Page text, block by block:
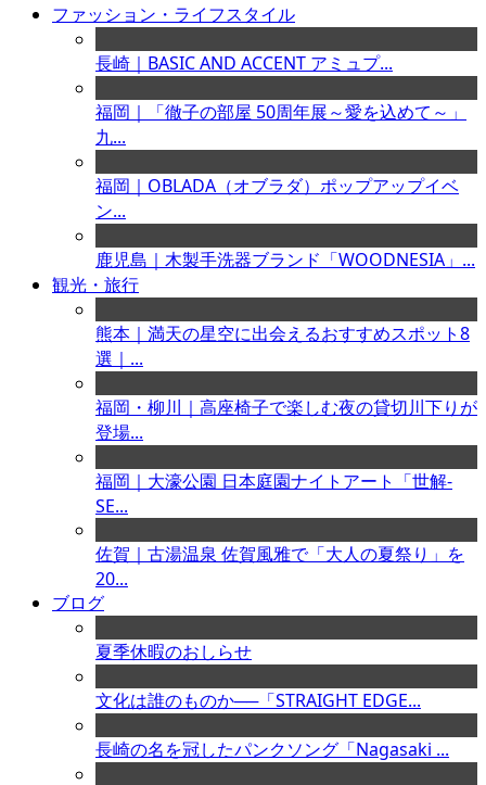
ファッション・ライフスタイル
長崎｜BASIC AND ACCENT アミュプ...
福岡｜「徹子の部屋 50周年展～愛を込めて～」
九...
福岡｜OBLADA（オブラダ）ポップアップイベ
ン...
鹿児島｜木製手洗器ブランド「WOODNESIA」...
観光・旅行
熊本｜満天の星空に出会えるおすすめスポット8
選｜...
福岡・柳川｜高座椅子で楽しむ夜の貸切川下りが
登場...
福岡｜大濠公園 日本庭園ナイトアート「世解-
SE...
佐賀｜古湯温泉 佐賀風雅で「大人の夏祭り」を
20...
ブログ
夏季休暇のおしらせ
文化は誰のものか──「STRAIGHT EDGE...
長崎の名を冠したパンクソング「Nagasaki ...